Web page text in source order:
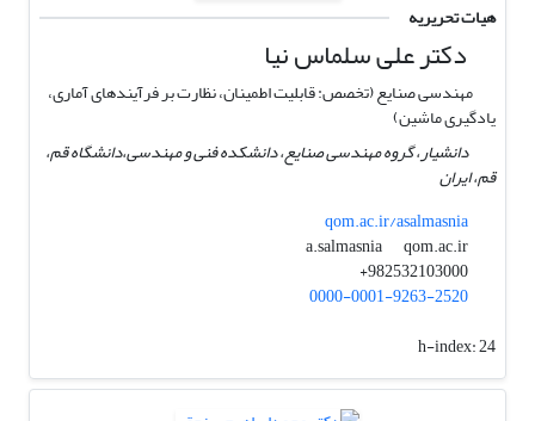
هیات تحریریه
دکتر علی سلماس نیا
مهندسی صنایع (تخصص: قابلیت اطمینان، نظارت بر فرآیندهای آماری،
یادگیری ماشین)
دانشیار، گروه مهندسی صنایع، دانشکده فنی و مهندسی،دانشگاه قم،
قم، ایران
qom.ac.ir/asalmasnia
a.salmasnia
qom.ac.ir
982532103000+
0000-0001-9263-2520
h-index:24